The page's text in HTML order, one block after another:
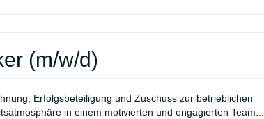
(m/w/d)
Erfolgsbeteiligung und Zuschuss zur betrieblichen
in einem motivierten und engagierten Team...